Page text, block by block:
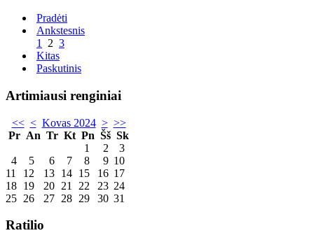
Pradėti
Ankstesnis
1
2 3
Kitas
Paskutinis
Artimiausi renginiai
<< < Kovas 2024 > >>
Pr An Tr Kt Pn Šš Sk
1
2
3
4
5 6 7 8 9 10
11
12 13 14 15 16 17
18 19 20 21 22 23 24
25 26 27 28 29 30 31
Ratilio